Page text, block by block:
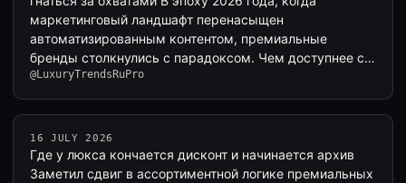
маркетинговый ландшафт перенасыщен
автоматизированным контентом, премиальные
бренды столкнулись с парадоксом. Чем доступнее с…
@LuxuryTrendsRuPro
16 JULY 2026
Где у люкса кончается дисконт и начинается архив
Заметил сдвиг в ассортиментной логике премиальных